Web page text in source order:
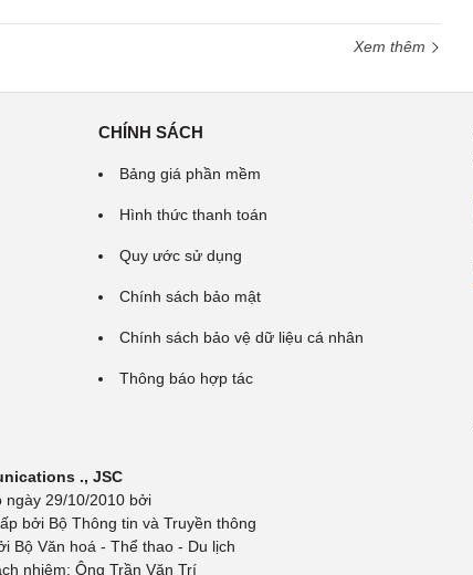
Xem thêm
CHÍNH SÁCH
Bảng giá phần mềm
Hình thức thanh toán
Quy ước sử dụng
Chính sách bảo mật
Chính sách bảo vệ dữ liệu cá nhân
Thông báo hợp tác
., JSC
ngày 29/10/2010 bởi
bởi Bộ Thông tin và Truyền thông
Bộ Văn hoá - Thể thao - Du lịch
nhiệm: Ông Trần Văn Trí